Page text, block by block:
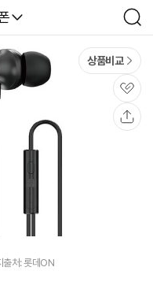
검
색
상품비교
관
심
출처: 롯데ON